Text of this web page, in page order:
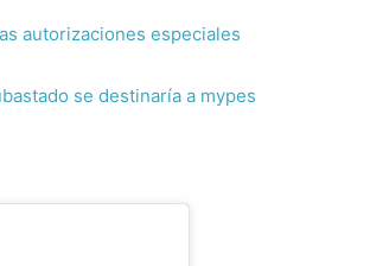
autorizaciones especiales
se destinaría a mypes